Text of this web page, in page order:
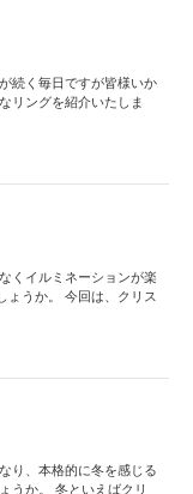
続く毎日ですが皆様いか
リングを紹介いたしま
くイルミネーションが楽
ょうか。 今回は、クリス
り、本格的に冬を感じる
うか。 冬といえばクリ